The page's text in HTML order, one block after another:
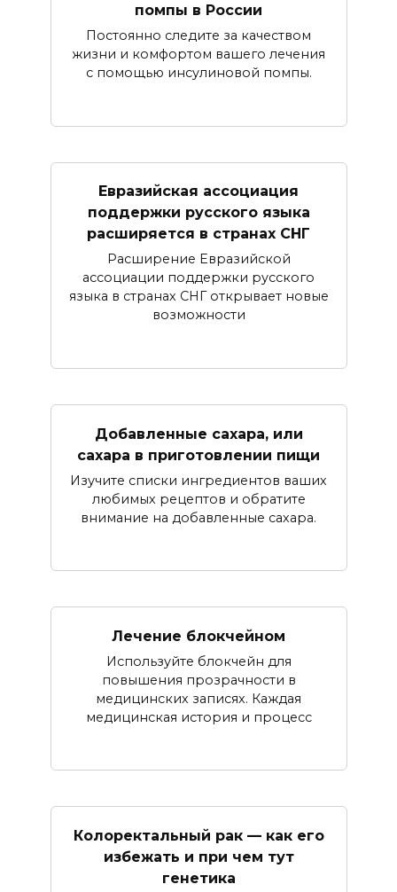
помпы в России
Постоянно следите за качеством
жизни и комфортом вашего лечения
с помощью инсулиновой помпы.
Евразийская ассоциация
поддержки русского языка
расширяется в странах СНГ
Расширение Евразийской
ассоциации поддержки русского
языка в странах СНГ открывает новые
возможности
Добавленные сахара, или
сахара в приготовлении пищи
Изучите списки ингредиентов ваших
любимых рецептов и обратите
внимание на добавленные сахара.
Лечение блокчейном
Используйте блокчейн для
повышения прозрачности в
медицинских записях. Каждая
медицинская история и процесс
Колоректальный рак — как его
избежать и при чем тут
генетика